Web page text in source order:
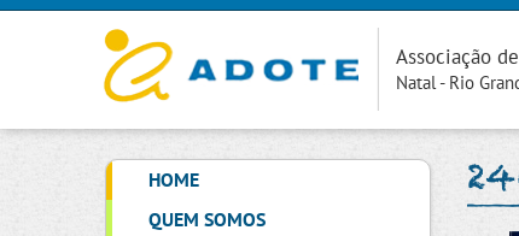
Associação
Natal - Rio
HOME
QUEM SOMOS